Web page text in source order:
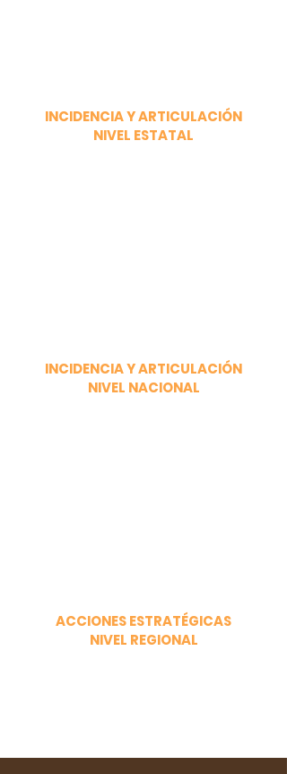
INCIDENCIA Y ARTICULACIÓN
NIVEL ESTATAL
INCIDENCIA Y ARTICULACIÓN
NIVEL NACIONAL
ACCIONES ESTRATÉGICAS
NIVEL REGIONAL